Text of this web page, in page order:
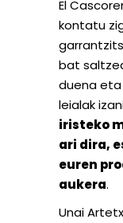
El
kontatu
bat
duena eta
leialak
iristeko
ari dira,
euren
aukera.
Unai